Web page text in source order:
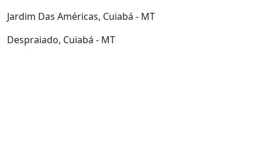
Jardim Das Américas, Cuiabá - MT
Despraiado, Cuiabá - MT